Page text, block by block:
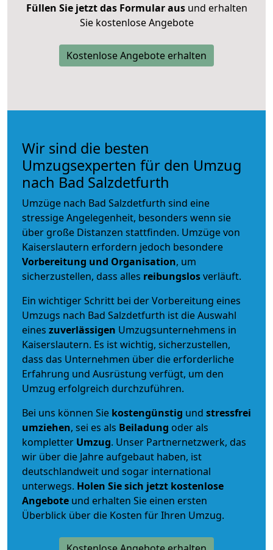
Füllen Sie jetzt das Formular ausund erhalten
Sie kostenlose Angebote
Kostenlose Angebote erhalten
Wir sind die besten
Umzugsexperten für den Umzug
nach Bad Salzdetfurth
Umzüge nach Bad Salzdetfurth sind eine
stressige Angelegenheit, besonders wenn sie
über große Distanzen stattfinden. Umzüge von
Kaiserslautern erfordern jedoch besondere
Vorbereitung und Organisation, um
sicherzustellen, dass alles reibungslosverläuft.
Ein wichtiger Schritt bei der Vorbereitung eines
Umzugs nach Bad Salzdetfurth ist die Auswahl
eines zuverlässigen Umzugsunternehmens in
Kaiserslautern. Es ist wichtig, sicherzustellen,
dass das Unternehmen über die erforderliche
Erfahrung und Ausrüstung verfügt, um den
Umzug erfolgreich durchzuführen.
Bei uns können Sie kostengünstig und stressfrei
umziehen, sei es als Beiladung oder als
kompletter Umzug. Unser Partnernetzwerk, das
wir über die Jahre aufgebaut haben, ist
deutschlandweit und sogar international
unterwegs. Holen Sie sich jetzt kostenlose
Angebote und erhalten Sie einen ersten
Überblick über die Kosten für Ihren Umzug.